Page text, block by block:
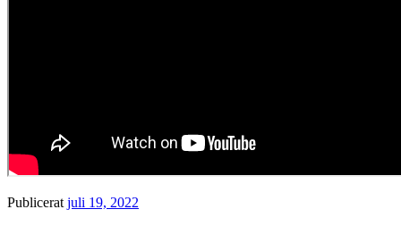
Publicerat juli 19, 2022